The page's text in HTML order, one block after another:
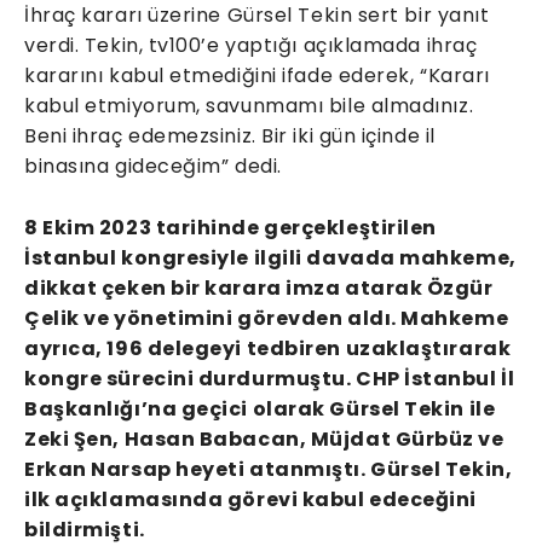
İhraç kararı üzerine Gürsel Tekin sert bir yanıt
verdi. Tekin, tv100’e yaptığı açıklamada ihraç
kararını kabul etmediğini ifade ederek, “Kararı
kabul etmiyorum, savunmamı bile almadınız.
Beni ihraç edemezsiniz. Bir iki gün içinde il
binasına gideceğim” dedi.
8 Ekim 2023 tarihinde gerçekleştirilen
İstanbul kongresiyle ilgili davada mahkeme,
dikkat çeken bir karara imza atarak Özgür
Çelik ve yönetimini görevden aldı. Mahkeme
ayrıca, 196 delegeyi tedbiren uzaklaştırarak
kongre sürecini durdurmuştu. CHP İstanbul İl
Başkanlığı’na geçici olarak Gürsel Tekin ile
Zeki Şen, Hasan Babacan, Müjdat Gürbüz ve
Erkan Narsap heyeti atanmıştı. Gürsel Tekin,
ilk açıklamasında görevi kabul edeceğini
bildirmişti.